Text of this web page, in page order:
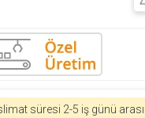
süresi 2-5 iş günü